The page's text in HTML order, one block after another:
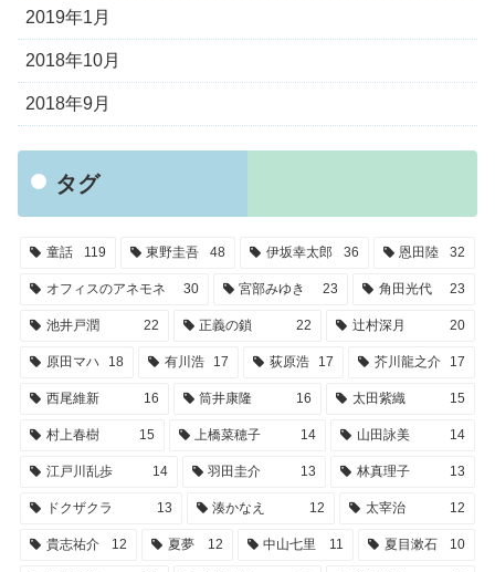
2019年1月
2018年10月
2018年9月
タグ
童話 119 東野圭吾 48 伊坂幸太郎 36 恩田陸 32
オフィスのアネモネ 30 宮部みゆき 23 角田光代 23
池井戸潤 22 正義の鎖 22 辻村深月 20
原田マハ 18 有川浩 17 荻原浩 17 芥川龍之介 17
西尾維新 16 筒井康隆 16 太田紫織 15
村上春樹 15 上橋菜穂子 14 山田詠美 14
江戸川乱歩 14 羽田圭介 13 林真理子 13
ドクザクラ 13 湊かなえ 12 太宰治 12
貴志祐介 12 夏夢 12 中山七里 11 夏目漱石 10